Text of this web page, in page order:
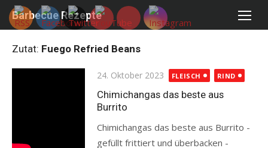
Skip
Barbecue Rezepte
Zutat: Fuego Refried Beans
Posted
on
24. Oktober 2023 FLEISCH RIND
Chimichangas das beste aus
Burrito
Chimichangas das beste aus Burrito -
gefüllt frittiert und überbacken -